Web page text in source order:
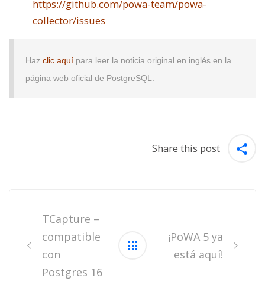
https://github.com/powa-team/powa-
collector/issues
Haz clic aquí para leer la noticia original en inglés en la
página web oficial de PostgreSQL.
Share this post
navigation
TCapture –
compatible
con
Postgres 16
¡PoWA 5 ya
está aquí!